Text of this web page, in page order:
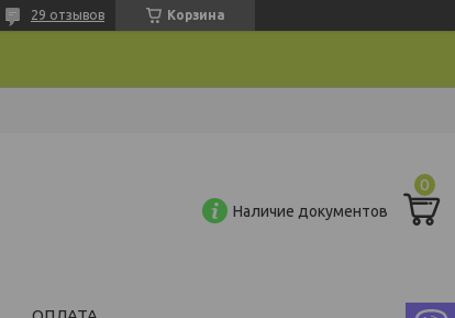
Корзина
29 отзывов
Наличие документов